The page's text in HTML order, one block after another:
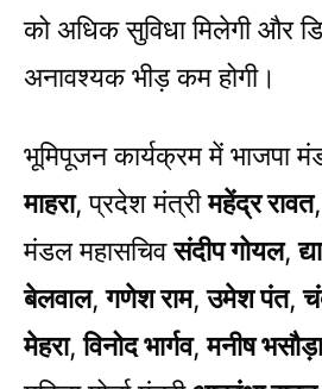
को अधिक सुविधा मिलेगी और
अनावश्यक भीड़ कम होगी।
भूमिपूजन कार्यक्रम में भाजपा
माहरा, प्रदेश मंत्रीमहेंद्र रावत
मंडल महासचिवसंदीप गोयल,
बेलवाल,गणेश राम,उमेश पंत,
मेहरा,विनोद भार्गव,मनीष भसौड़ा